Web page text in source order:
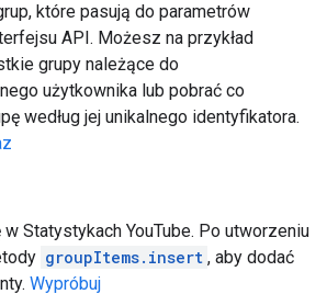
które pasują do parametrów
API. Możesz na przykład
grupy należące do
użytkownika lub pobrać co
według jej unikalnego identyfikatora.
Statystykach YouTube. Po utworzeniu
groupItems.insert , aby dodać
Wypróbuj